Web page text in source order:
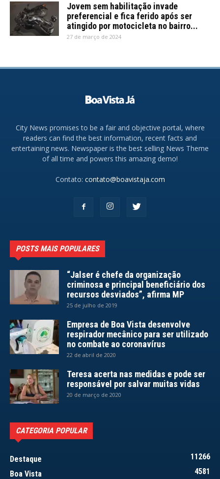
Jovem sem habilitação invade
preferencial e fica ferido após ser
atingido por motocicleta no bairro...
27 de março de 2024
City News promises to be a fair and objective portal, where
readers can find the best information, recent facts and
entertaining news. Newspaper is the best selling News Theme
of all time and powers this amazing demo!
Contato: contato@boavistaja.com
POSTS MAIS POPULARES
“Jalser é chefe da organização
criminosa e principal beneficiário dos
recursos desviados”, afirma MP
25 de julho de 2019
Empresa de Boa Vista desenvolve
respirador mecânico para ser utilizado
no combate ao coronavírus
22 de abril de 2020
Teresa acerta nas medidas e pode ser
responsável por salvar muitas vidas
20 de março de 2020
CATEGORIA POPULAR
Destaque
11266
Boa Vista
4581